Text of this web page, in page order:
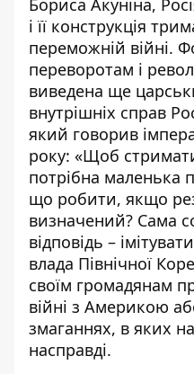
Бориса Акуніна,
і її конструкція
переможній війні.
переворотам і
виведена ще
внутрішніх справ
який говорив
року: «Щоб
потрібна маленька
що робити, якщо
визначений? Сама
відповідь –
влада Північної
своїм громадянам
війні з Америкою
змаганнях, в яких
насправді.